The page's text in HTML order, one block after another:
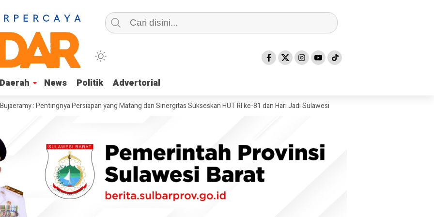
Daerah News Politik Advertorial
Daerah News Politik Advertorial
: Pentingnya Persiapan yang Matang dan Sinergitas Sukseskan HUT RI ke-81 dan Hari Jadi Sulawesi Barat ke-22